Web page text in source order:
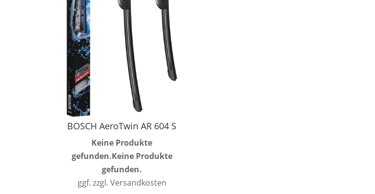
BOSCH AeroTwin AR 604 S
Keine Produkte
gefunden.Keine Produkte
gefunden.
ggf. zzgl. Versandkosten